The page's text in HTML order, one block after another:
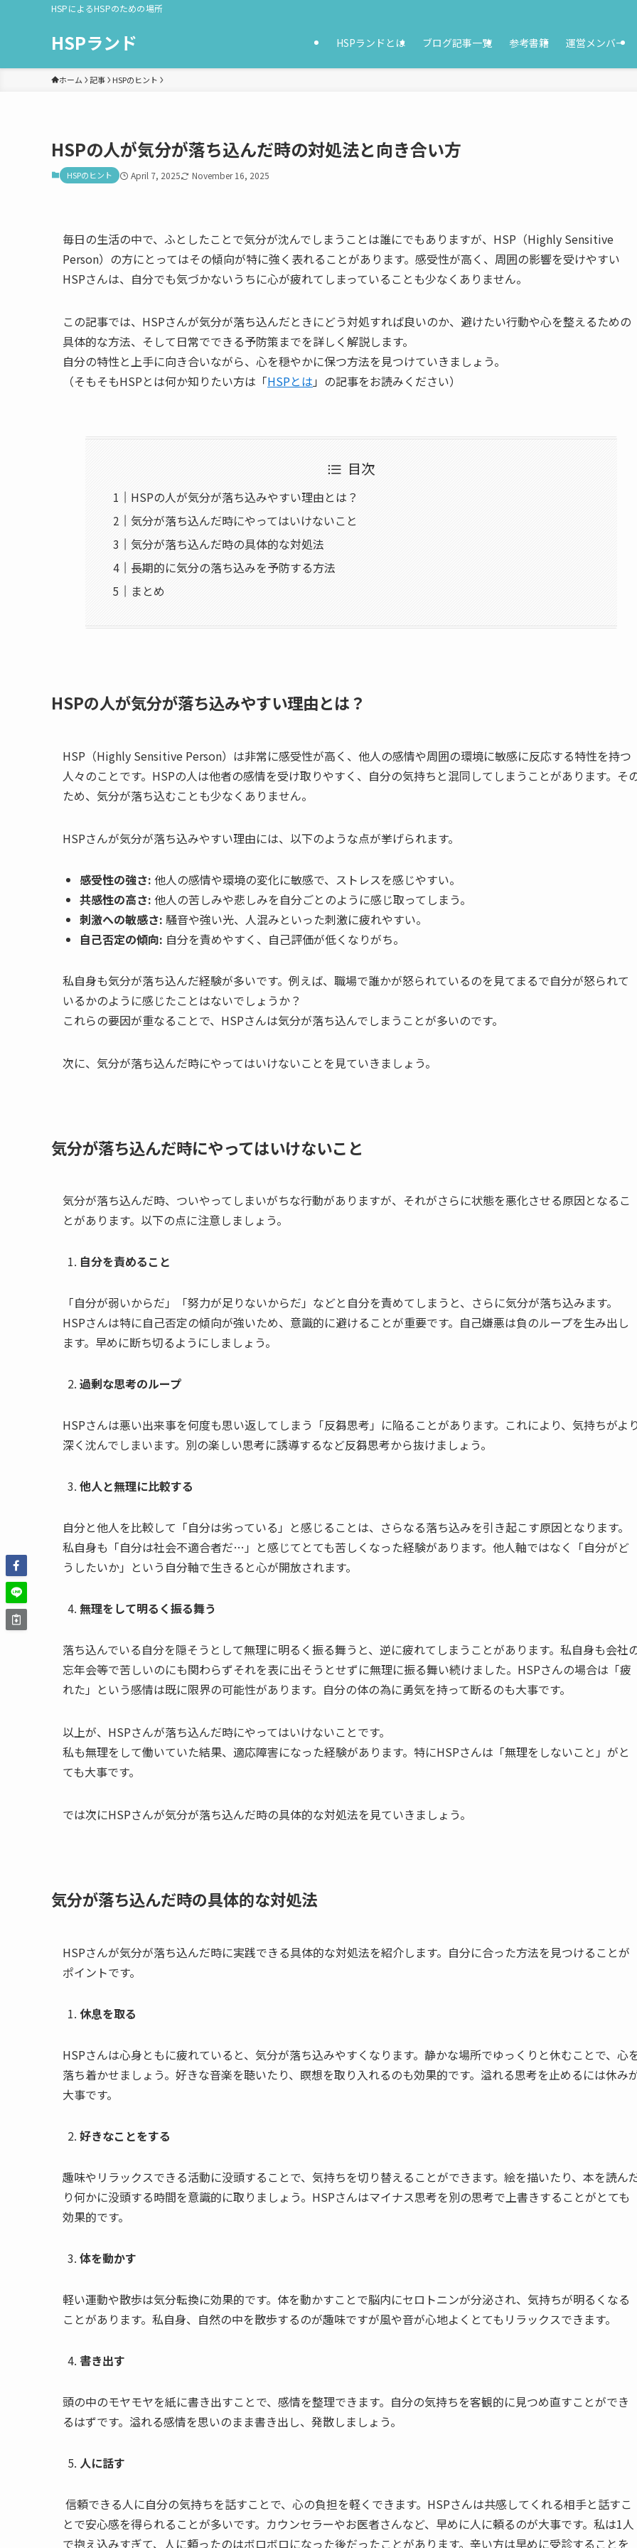
HSPによるHSPのための場所
HSPランド HSPランドとは ブログ記事一覧 参考書籍 運営メンバー
ホーム 記事 HSPのヒント
HSPの人が気分が落ち込んだ時の対処法と向き合い方
HSPのヒント April 7, 2025 November 16, 2025
毎日の生活の中で、ふとしたことで気分が沈んでしまうことは誰にでもありますが、HSP（Highly Sensitive
Person）の方にとってはその傾向が特に強く表れることがあります。感受性が高く、周囲の影響を受けやすい
HSPさんは、自分でも気づかないうちに心が疲れてしまっていることも少なくありません。
この記事では、HSPさんが気分が落ち込んだときにどう対処すれば良いのか、避けたい行動や心を整えるための
具体的な方法、そして日常でできる予防策までを詳しく解説します。
自分の特性と上手に向き合いながら、心を穏やかに保つ方法を見つけていきましょう。
（そもそもHSPとは何か知りたい方は「HSPとは 」の記事をお読みください）
目次
HSPの人が気分が落ち込みやすい理由とは？
気分が落ち込んだ時にやってはいけないこと
気分が落ち込んだ時の具体的な対処法
長期的に気分の落ち込みを予防する方法
まとめ
HSPの人が気分が落ち込みやすい理由とは？
HSP（Highly Sensitive Person）は非常に感受性が高く、他人の感情や周囲の環境に敏感に反応する特性を持つ
人々のことです。HSPの人は他者の感情を受け取りやすく、自分の気持ちと混同してしまうことがあります。そ
ため、気分が落ち込むことも少なくありません。
HSPさんが気分が落ち込みやすい理由には、以下のような点が挙げられます。
感受性の強さ: 他人の感情や環境の変化に敏感で、ストレスを感じやすい。
共感性の高さ: 他人の苦しみや悲しみを自分ごとのように感じ取ってしまう。
刺激への敏感さ: 騒音や強い光、人混みといった刺激に疲れやすい。
自己否定の傾向: 自分を責めやすく、自己評価が低くなりがち。
私自身も気分が落ち込んだ経験が多いです。例えば、職場で誰かが怒られているのを見てまるで自分が怒られて
いるかのように感じたことはないでしょうか？
これらの要因が重なることで、HSPさんは気分が落ち込んでしまうことが多いのです。
次に、気分が落ち込んだ時にやってはいけないことを見ていきましょう。
気分が落ち込んだ時にやってはいけないこと
気分が落ち込んだ時、ついやってしまいがちな行動がありますが、それがさらに状態を悪化させる原因となるこ
とがあります。以下の点に注意しましょう。
自分を責めること
「自分が弱いからだ」「努力が足りないからだ」などと自分を責めてしまうと、さらに気分が落ち込みます。
HSPさんは特に自己否定の傾向が強いため、意識的に避けることが重要です。自己嫌悪は負のループを生み出し
ます。早めに断ち切るようにしましょう。
過剰な思考のループ
HSPさんは悪い出来事を何度も思い返してしまう「反芻思考」に陥ることがあります。これにより、気持ちがよ
深く沈んでしまいます。別の楽しい思考に誘導するなど反芻思考から抜けましょう。
他人と無理に比較する
自分と他人を比較して「自分は劣っている」と感じることは、さらなる落ち込みを引き起こす原因となります。
私自身も「自分は社会不適合者だ…」と感じてとても苦しくなった経験があります。他人軸ではなく「自分がど
うしたいか」という自分軸で生きると心が開放されます。
無理をして明るく振る舞う
落ち込んでいる自分を隠そうとして無理に明るく振る舞うと、逆に疲れてしまうことがあります。私自身も会社
忘年会等で苦しいのにも関わらずそれを表に出そうとせずに無理に振る舞い続けました。HSPさんの場合は「疲
れた」という感情は既に限界の可能性があります。自分の体の為に勇気を持って断るのも大事です。
以上が、HSPさんが落ち込んだ時にやってはいけないことです。
私も無理をして働いていた結果、適応障害になった経験があります。特にHSPさんは「無理をしないこと」がと
ても大事です。
では次にHSPさんが気分が落ち込んだ時の具体的な対処法を見ていきましょう。
気分が落ち込んだ時の具体的な対処法
HSPさんが気分が落ち込んだ時に実践できる具体的な対処法を紹介します。自分に合った方法を見つけることが
ポイントです。
休息を取る
HSPさんは心身ともに疲れていると、気分が落ち込みやすくなります。静かな場所でゆっくりと休むことで、心
落ち着かせましょう。好きな音楽を聴いたり、瞑想を取り入れるのも効果的です。溢れる思考を止めるには休み
大事です。
好きなことをする
趣味やリラックスできる活動に没頭することで、気持ちを切り替えることができます。絵を描いたり、本を読ん
り何かに没頭する時間を意識的に取りましょう。HSPさんはマイナス思考を別の思考で上書きすることがとても
効果的です。
体を動かす
軽い運動や散歩は気分転換に効果的です。体を動かすことで脳内にセロトニンが分泌され、気持ちが明るくなる
ことがあります。私自身、自然の中を散歩するのが趣味ですが風や音が心地よくとてもリラックスできます。
書き出す
頭の中のモヤモヤを紙に書き出すことで、感情を整理できます。自分の気持ちを客観的に見つめ直すことができ
るはずです。溢れる感情を思いのまま書き出し、発散しましょう。
人に話す
信頼できる人に自分の気持ちを話すことで、心の負担を軽くできます。HSPさんは共感してくれる相手と話すこ
とで安心感を得られることが多いです。カウンセラーやお医者さんなど、早めに人に頼るのが大事です。私は1人
で抱え込みすぎて、人に頼ったのはボロボロになった後だったことがあります。辛い方は早めに受診することを